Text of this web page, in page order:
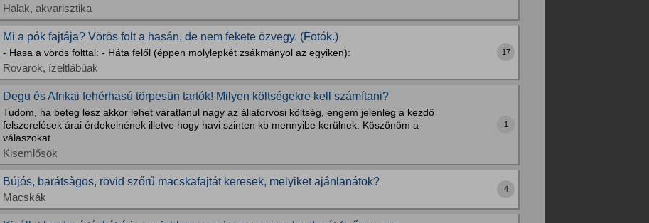
Halak, akvarisztika
Mi a pók fajtája? Vörös folt a hasán, de nem fekete özvegy. (Fotók.)
- Hasa a vörös folttal: - Háta felől (éppen molylepkét zsákmányol az egyiken):
Rovarok, ízeltlábúak
17
Degu és Afrikai fehérhasú törpesün tartók! Milyen költségekre kell számítani?
Tudom, ha beteg lesz akkor lehet váratlanul nagy az állatorvosi költség, engem jelenleg a kezdő
felszerelések árai érdekelnének illetve hogy havi szinten kb mennyibe kerülnek. Köszönöm a
válaszokat
Kisemlősök
1
Bújós, barátsàgos, rövid szőrű macskafajtát keresek, melyiket ajánlanátok?
Macskák
4